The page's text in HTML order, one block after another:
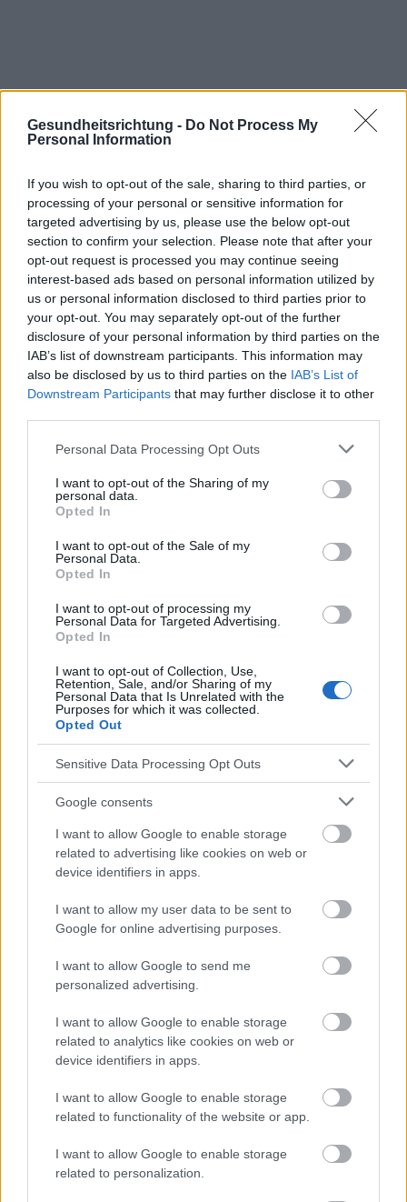
Gesundheitsrichtung - Do Not Process My
Personal Information
If you wish to opt-out of the sale, sharing to third parties, or
processing of your personal or sensitive information for
targeted advertising by us, please use the below opt-out
section to confirm your selection. Please note that after your
opt-out request is processed you may continue seeing
interest-based ads based on personal information utilized by
us or personal information disclosed to third parties prior to
your opt-out. You may separately opt-out of the further
disclosure of your personal information by third parties on the
IAB’s list of downstream participants. This information may
also be disclosed by us to third parties on the IAB’s List of
Downstream Participants that may further disclose it to other
Please note that this website/app uses one or more Google
not limited to your visit or usage behaviour. You may click to
grant or deny consent to Google and its third-party tags to
use your data for below specified purposes in below Google
consent section.
Personal Data Processing Opt Outs
I want to opt-out of the Sharing of my
personal data.
Opted In
I want to opt-out of the Sale of my
Personal Data.
Opted In
I want to opt-out of processing my
Personal Data for Targeted Advertising.
Opted In
I want to opt-out of Collection, Use,
Retention, Sale, and/or Sharing of my
Personal Data that Is Unrelated with the
Purposes for which it was collected.
Opted Out
Sensitive Data Processing Opt Outs
Google consents
I want to allow Google to enable storage
related to advertising like cookies on web or
device identifiers in apps.
I want to allow my user data to be sent to
Google for online advertising purposes.
I want to allow Google to send me
personalized advertising.
I want to allow Google to enable storage
related to analytics like cookies on web or
device identifiers in apps.
I want to allow Google to enable storage
related to functionality of the website or app.
I want to allow Google to enable storage
related to personalization.
Möchten Sie auf dem Laufenden bleiben?
Folgen Sie uns auf
G oog
News
ZUGEHÖRIG
Themen Arten von bewegung für schwangere
Beratung mit einem arzt Bewegung im dritten trimester
Bewegung im ersten trimester
Körperliche aktivität während der schwangerschaft
Schwimmen während der schwangerschaft
Stressabbau während der schwangerschaft
Vorbereitung-auf-geburt
Vorsichtsmaßnahmen während der schwangerschaft
Vorteile von sport während der schwangerschaft
Sehen Sie es auch auf english español français
polskim
Die Inhalte und Materialien auf dieser Website dienen nur zu
Bildungs- und Informationszwecken. Der Herausgeber und die
Redaktion der Website sind nicht für die Ergebnisse ihrer
Anwendung verantwortlich. Bevor Sie Ratschläge oder Tipps auf
der Website verwenden, ist es unbedingt erforderlich, einen Arzt
zu konsultieren.